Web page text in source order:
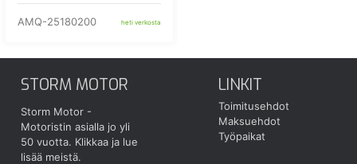
AMQ-25180200 heti verkosta
STORM MOTOR
Storm Motor -
Motoristin asialla jo yli
50 vuotta. Klikkaa ja lue
lisää meistä.
LINKIT
Toimitusehdot
Maksuehdot
Työpaikat